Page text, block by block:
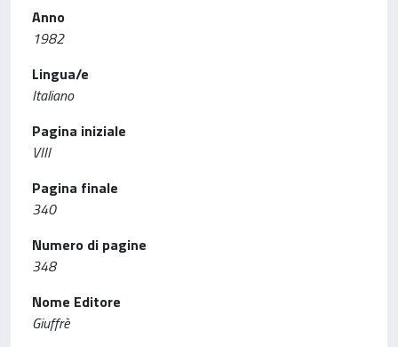
Anno
1982
Lingua/e
Italiano
Pagina iniziale
VIII
Pagina finale
340
Numero di pagine
348
Nome Editore
Giuffrè